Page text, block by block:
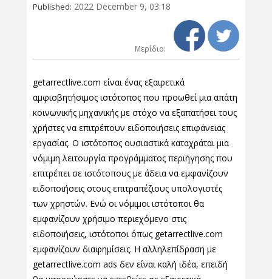
Published: 2022 December 9, 03:18
Μερίδιο:
getarrectlive.com είναι ένας εξαιρετικά
αμφισβητήσιμος ιστότοπος που προωθεί μια απάτη
κοινωνικής μηχανικής με στόχο να εξαπατήσει τους
χρήστες να επιτρέπουν ειδοποιήσεις επιφάνειας
εργασίας. Ο ιστότοπος ουσιαστικά καταχράται μια
νόμιμη λειτουργία προγράμματος περιήγησης που
επιτρέπει σε ιστότοπους με άδεια να εμφανίζουν
ειδοποιήσεις στους επιτραπέζιους υπολογιστές
των χρηστών. Ενώ οι νόμιμοι ιστότοποι θα
εμφανίζουν χρήσιμο περιεχόμενο στις
ειδοποιήσεις, ιστότοποι όπως getarrectlive.com
εμφανίζουν διαφημίσεις. Η αλληλεπίδραση με
getarrectlive.com ads δεν είναι καλή ιδέα, επειδή